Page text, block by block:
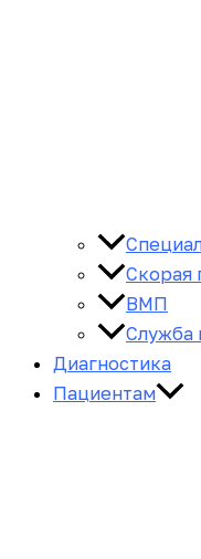
Скорая
ВМП
Служба
Диагностика
Пациентам